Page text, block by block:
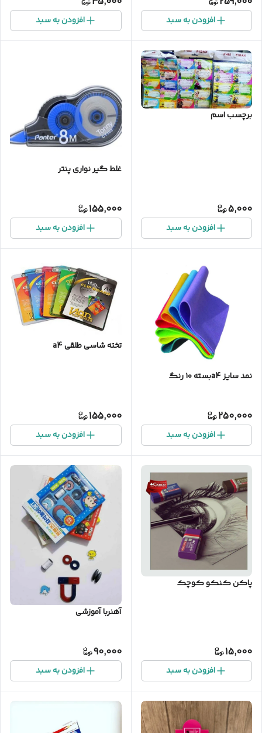
افزودن به سبد افزودن به سبد
برچسب اسم
5,000
افزودن به سبد
غلط گیر نواری پنتر
155,000
افزودن به سبد
نمد سایز a4بسته ۱۰ رنگ
250,000
افزودن به سبد
تخته شاسی طلقی a4
155,000
افزودن به سبد
پاکن کنکو کوچک
15,000
افزودن به سبد
آهنربا آموزشی
90,000
افزودن به سبد